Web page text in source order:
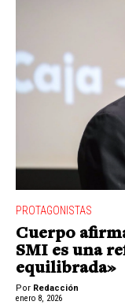
PROTAGONISTAS
Cuerpo
SMI es una
equilibrada»
Por Redacción
enero 8, 2026